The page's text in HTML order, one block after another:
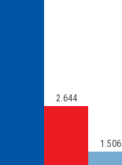
2.644
1.506